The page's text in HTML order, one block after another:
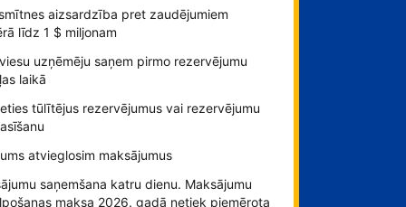
aizsardzība pret zaudējumiem
līdz 1 $ miljonam
uzņēmēju saņem pirmo rezervējumu
laikā
tūlītējus rezervējumus vai rezervējumu
atvieglosim maksājumus
saņemšana katru dienu. Maksājumu
maksa 2026. gadā netiek piemērota